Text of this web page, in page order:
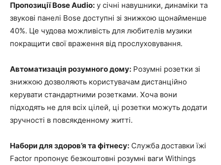
Пропозиції Bose Audio: у січні навушники, динаміки та
звукові панелі Bose доступні зі знижкою щонайменше
40%. Це чудова можливість для любителів музики
покращити свої враження від прослуховування.
Автоматизація розумного дому: Розумні розетки зі
знижкою дозволяють користувачам дистанційно
керувати стандартними розетками. Хоча вони
підходять не для всіх цілей, ці розетки можуть додати
зручності в повсякденному житті.
Набори для здоров’я та фітнесу: Служба доставки їжі
Factor пропонує безкоштовні розумні ваги Withings